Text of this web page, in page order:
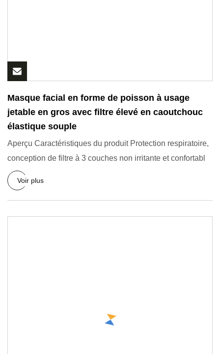
Masque facial en forme de poisson à usage
jetable en gros avec filtre élevé en caoutchouc
élastique souple
Aperçu Caractéristiques du produit Protection respiratoire,
conception de filtre à 3 couches non irritante et confortabl
Voir plus